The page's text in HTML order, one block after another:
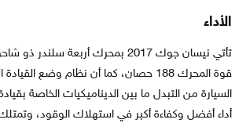
الأداء
تأتي نيسان جوك 2017 بمحرك أربعة
قوة المحرك 188 حصان، كما أن نظام وضع
السيارة من التبدل ما بين الديناميكيات الخاصة
أداء أفضل وكفاءة أكبر في استهلاك الوقود،